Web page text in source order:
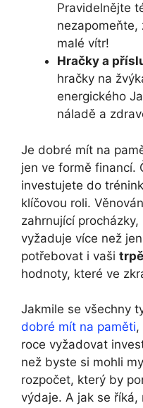
Pravidelnějte
nezapomeňte,
malé vítr!
Hračky a
hračky na
energického
náladě a
Je dobré mít na
jen ve formě financí.
investujete do
klíčovou roli.
zahrnující
vyžaduje více než
potřebovat i vaši
hodnoty, které ve
Jakmile se všechny
dobré mít na paměti,
roce vyžadovat
než byste si mohli
rozpočet, který by
výdaje. A jak se